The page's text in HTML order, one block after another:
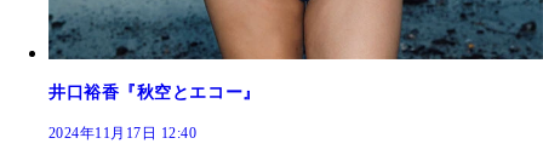
井口裕香『秋空とエコー』
2024年11月17日 12:40